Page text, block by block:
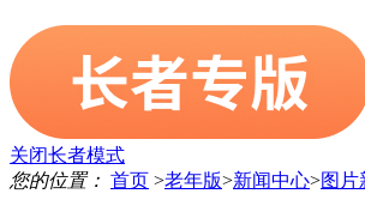
关闭长者模式
您的位置： 首页 >老年版>新闻中心>图片